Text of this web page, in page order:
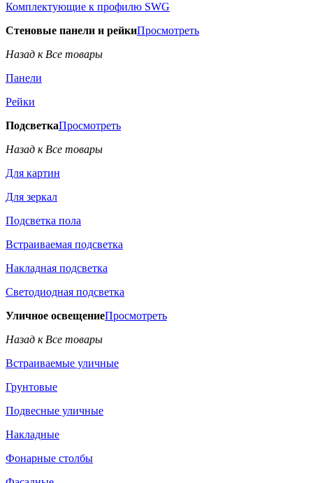
Комплектующие к профилю SWG
Стеновые панели и рейкиПросмотреть
Назад к Все товары
Панели
Рейки
ПодсветкаПросмотреть
Назад к Все товары
Для картин
Для зеркал
Подсветка пола
Встраиваемая подсветка
Накладная подсветка
Светодиодная подсветка
Уличное освещениеПросмотреть
Назад к Все товары
Встраиваемые уличные
Грунтовые
Подвесные уличные
Накладные
Фонарные столбы